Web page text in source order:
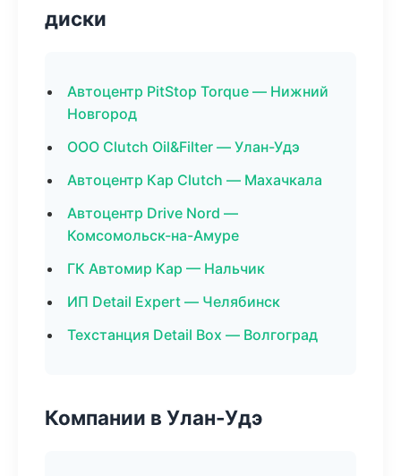
диски
Автоцентр PitStop Torque — Нижний
Новгород
ООО Clutch Oil&Filter — Улан-Удэ
Автоцентр Кар Clutch — Махачкала
Автоцентр Drive Nord —
Комсомольск-на-Амуре
ГК Автомир Кар — Нальчик
ИП Detail Expert — Челябинск
Техстанция Detail Box — Волгоград
Компании в Улан-Удэ